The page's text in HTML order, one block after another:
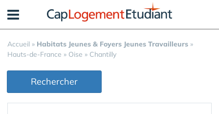
Accueil » Habitats Jeunes & Foyers Jeunes Travailleurs »
Hauts-de-France » Oise » Chantilly
Rechercher